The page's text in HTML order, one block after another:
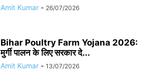
Amit Kumar - 26/07/2026
Bihar Poultry Farm Yojana 2026:
मुर्गी पालन के लिए सरकार दे...
Amit Kumar - 13/07/2026